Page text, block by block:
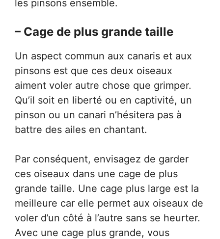
les pinsons ensemble.
– Cage de plus grande taille
Un aspect commun aux canaris et aux
pinsons est que ces deux oiseaux
aiment voler autre chose que grimper.
Qu’il soit en liberté ou en captivité, un
pinson ou un canari n’hésitera pas à
battre des ailes en chantant.
Par conséquent, envisagez de garder
ces oiseaux dans une cage de plus
grande taille. Une cage plus large est la
meilleure car elle permet aux oiseaux de
voler d’un côté à l’autre sans se heurter.
Avec une cage plus grande, vous